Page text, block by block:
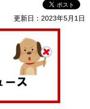
更新日：2023年5月1日